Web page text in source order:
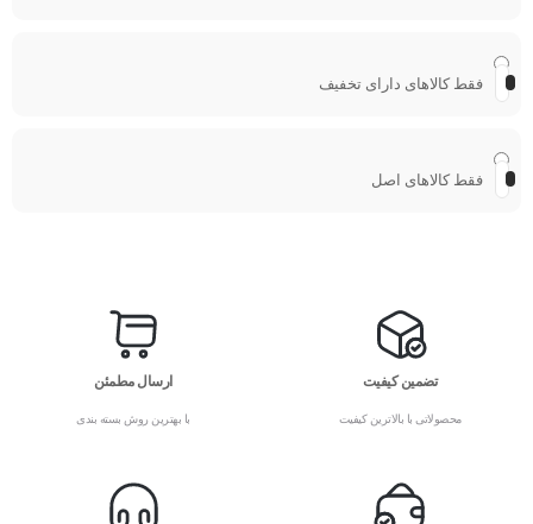
فقط کالاهای دارای تخفیف
فقط کالاهای اصل
تضمین کیفیت
محصولاتی با بالاترین کیفیت
ارسال مطمئن
با بهترین روش بسته بندی